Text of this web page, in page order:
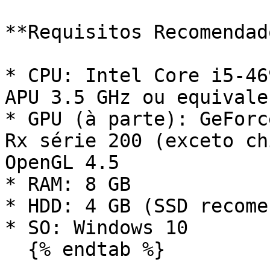
**Requisitos
* CPU: Intel Core i5-
APU 3.5 GHz ou
* GPU (à parte):
Rx série 200 (exceto
OpenGL 4.5
* RAM: 8 GB
* HDD: 4 GB (SSD
* SO: Windows 10